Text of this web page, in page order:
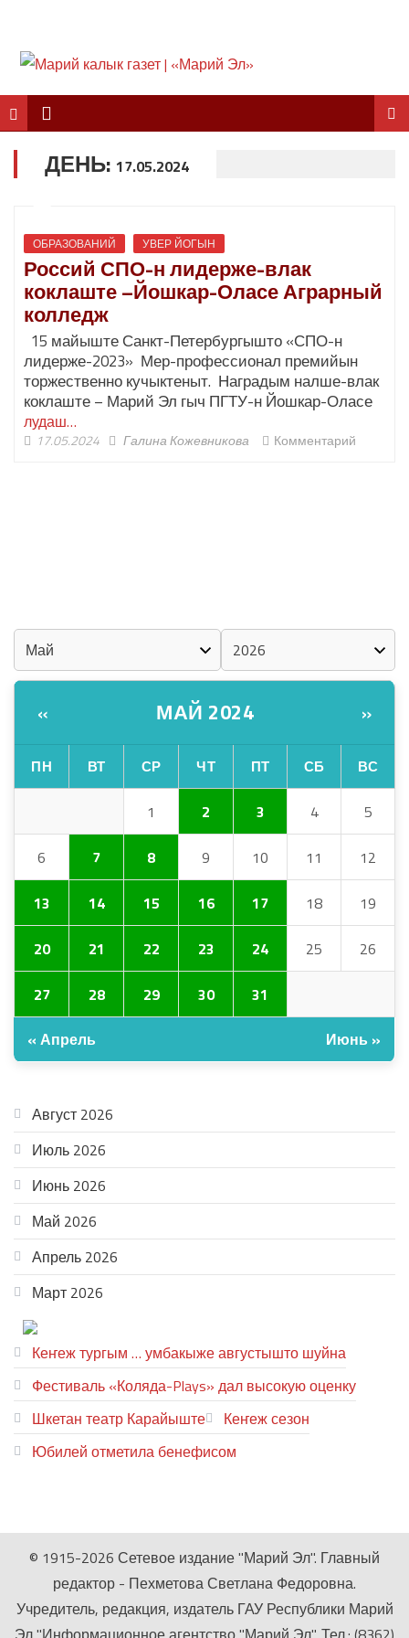
ДЕНЬ: 17.05.2024
ОБРАЗОВАНИЙ УВЕР ЙОГЫН
Россий СПО-н лидерже-влак
коклаште –Йошкар-Оласе Аграрный
колледж
15 майыште Санкт-Петербургышто «СПО-н
лидерже-2023» Мер-профессионал премийын
торжественно кучыктеныт. Наградым налше-влак
коклаште – Марий Эл гыч ПГТУ-н Йошкар-Оласе
лудаш…
17.05.2024 Галина Кожевникова Комментарий
« МАЙ 2024 »
ПН ВТ СР ЧТ ПТ СБ ВС
1 2 3 4 5
6 7 8 9 10 11 12
13 14 15 16 17 18 19
20 21 22 23 24 25 26
27 28 29 30 31
« Апрель Июнь »
Август 2026
Июль 2026
Июнь 2026
Май 2026
Апрель 2026
Март 2026
Кеҥеж тургым … умбакыже августышто шуйна
Фестиваль «Коляда-Plays» дал высокую оценку
Шкетан театр Карайыште
Кеҥеж сезон
Юбилей отметила бенефисом
© 1915-2026 Сетевое издание "Марий Эл". Главный
редактор - Пехметова Светлана Федоровна.
Учредитель, редакция, издатель ГАУ Республики Марий